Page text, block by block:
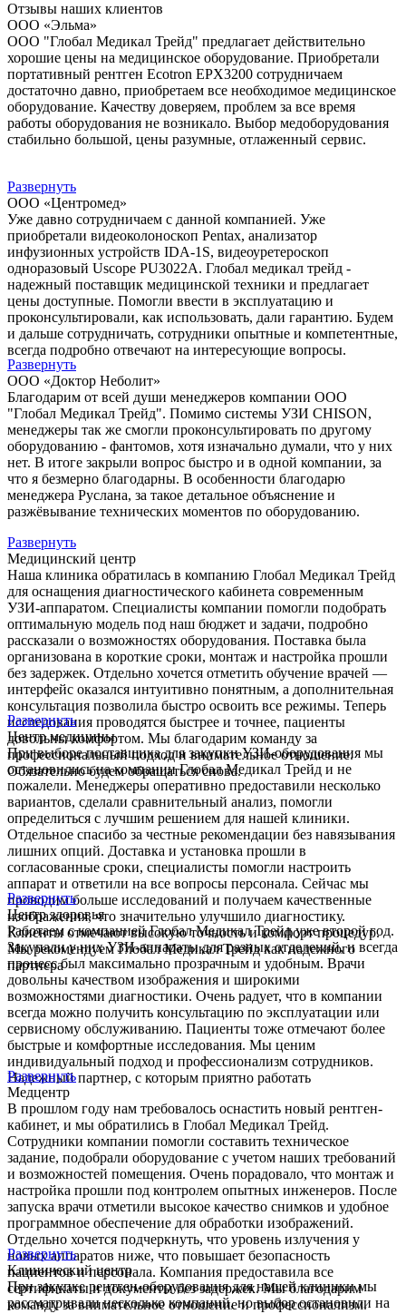
Отзывы наших клиентов
ООО «Эльма»
ООО "Глобал Медикал Трейд" предлагает действительно
хорошие цены на медицинское оборудование. Приобретали
портативный рентген Ecotron EPX3200 сотрудничаем
достаточно давно, приобретаем все необходимое медицинское
оборудование. Качеству доверяем, проблем за все время
работы оборудования не возникало. Выбор медоборудования
стабильно большой, цены разумные, отлаженный сервис.
Развернуть
ООО «Центромед»
Уже давно сотрудничаем с данной компанией. Уже
приобретали видеоколоноскоп Pentax, анализатор
инфузионных устройств IDA-1S, видеоуретероскоп
одноразовый Uscope PU3022A. Глобал медикал трейд -
надежный поставщик медицинской техники и предлагает
цены доступные. Помогли ввести в эксплуатацию и
проконсультировали, как использовать, дали гарантию. Будем
и дальше сотрудничать, сотрудники опытные и компетентные,
всегда подробно отвечают на интересующие вопросы.
Развернуть
ООО «Доктор Неболит»
Благодарим от всей души менеджеров компании ООО
"Глобал Медикал Трейд". Помимо системы УЗИ CHISON,
менеджеры так же смогли проконсультировать по другому
оборудованию - фантомов, хотя изначально думали, что у них
нет. В итоге закрыли вопрос быстро и в одной компании, за
что я безмерно благодарны. В особенности благодарю
менеджера Руслана, за такое детальное объяснение и
разжёвывание технических моментов по оборудованию.
Развернуть
Медицинский центр
Наша клиника обратилась в компанию Глобал Медикал Трейд
для оснащения диагностического кабинета современным
УЗИ-аппаратом. Специалисты компании помогли подобрать
оптимальную модель под наш бюджет и задачи, подробно
рассказали о возможностях оборудования. Поставка была
организована в короткие сроки, монтаж и настройка прошли
без задержек. Отдельно хочется отметить обучение врачей —
интерфейс оказался интуитивно понятным, а дополнительная
консультация позволила быстро освоить все режимы. Теперь
исследования проводятся быстрее и точнее, пациенты
довольны комфортом. Мы благодарим команду за
профессиональный подход и внимательное отношение.
Обязательно будем обращаться снова.
Развернуть
Центр медицины
При выборе поставщика для закупки УЗИ-оборудования мы
остановились на компании Глобал Медикал Трейд и не
пожалели. Менеджеры оперативно предоставили несколько
вариантов, сделали сравнительный анализ, помогли
определиться с лучшим решением для нашей клиники.
Отдельное спасибо за честные рекомендации без навязывания
лишних опций. Доставка и установка прошли в
согласованные сроки, специалисты помогли настроить
аппарат и ответили на все вопросы персонала. Сейчас мы
проводим больше исследований и получаем качественные
изображения, что значительно улучшило диагностику.
Клиенты отмечают высокую точность и комфорт процедур.
Мы рекомендуем Глобал Медикал Трейд как надежного
партнера
Развернуть
Центр здоровья
Работаем с компанией Глобал Медикал Трейд уже второй год.
Закупали у них УЗИ-аппараты для разных отделений, и всегда
процесс был максимально прозрачным и удобным. Врачи
довольны качеством изображения и широкими
возможностями диагностики. Очень радует, что в компании
всегда можно получить консультацию по эксплуатации или
сервисному обслуживанию. Пациенты тоже отмечают более
быстрые и комфортные исследования. Мы ценим
индивидуальный подход и профессионализм сотрудников.
Надежный партнер, с которым приятно работать
Развернуть
Медцентр
В прошлом году нам требовалось оснастить новый рентген-
кабинет, и мы обратились в Глобал Медикал Трейд.
Сотрудники компании помогли составить техническое
задание, подобрали оборудование с учетом наших требований
и возможностей помещения. Очень порадовало, что монтаж и
настройка прошли под контролем опытных инженеров. После
запуска врачи отметили высокое качество снимков и удобное
программное обеспечение для обработки изображений.
Отдельно хочется подчеркнуть, что уровень излучения у
новых аппаратов ниже, что повышает безопасность
пациентов и персонала. Компания предоставила все
сертификаты и документы без задержек. Мы благодарим
команду за внимательное отношение и профессионализм.
Развернуть
Клинический центр
При закупке рентген-оборудования для нашей клиники мы
рассматривали несколько компаний, но выбор остановили на